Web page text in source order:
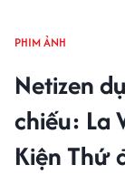
PHIM ẢNH
Netizen
chiếu: La
Kiện Thứ